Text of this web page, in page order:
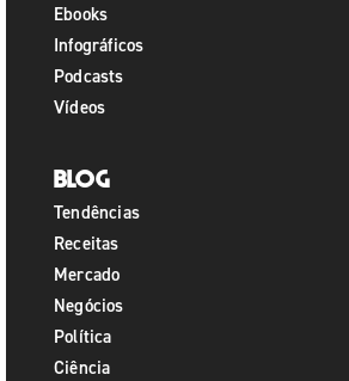
Ebooks
Infográficos
Podcasts
Vídeos
Blog
Tendências
Receitas
Mercado
Negócios
Política
Ciência